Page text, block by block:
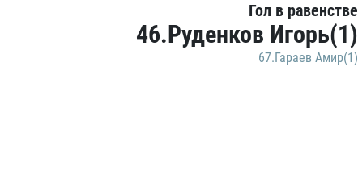
Гол в равенстве
46.Руденков Игорь(1)
67.Гараев Амир(1)